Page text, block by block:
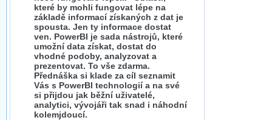
které by mohli fungovat lépe na
základě informací získaných z dat je
spousta. Jen ty informace dostat
ven. PowerBI je sada nástrojů, které
umožní data získat, dostat do
vhodné podoby, analyzovat a
prezentovat. To vše zdarma.
Přednáška si klade za cíl seznamit
Vás s PowerBI technologií a na své
si přijdou jak běžní uživatelé,
analytici, vývojáři tak snad i náhodní
kolemjdoucí.